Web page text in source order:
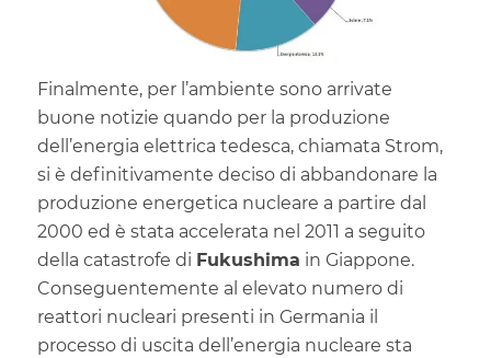
Finalmente, per l’ambiente sono arrivate
buone notizie quando per la produzione
dell’energia elettrica tedesca, chiamata Strom,
si è definitivamente deciso di abbandonare la
produzione energetica nucleare a partire dal
2000 ed è stata accelerata nel 2011 a seguito
della catastrofe di Fukushima in Giappone.
Conseguentemente al elevato numero di
reattori nucleari presenti in Germania il
processo di uscita dell’energia nucleare sta